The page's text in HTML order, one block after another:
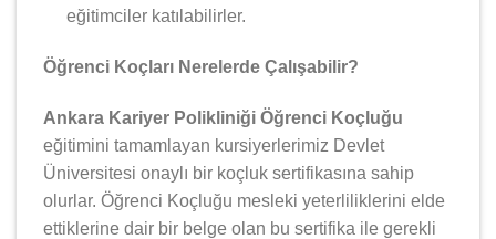
eğitimciler katılabilirler.
Öğrenci Koçları Nerelerde Çalışabilir?
Ankara Kariyer Polikliniği Öğrenci Koçluğu
eğitimini tamamlayan kursiyerlerimiz Devlet
Üniversitesi onaylı bir koçluk sertifikasına sahip
olurlar. Öğrenci Koçluğu mesleki yeterliliklerini elde
ettiklerine dair bir belge olan bu sertifika ile gerekli